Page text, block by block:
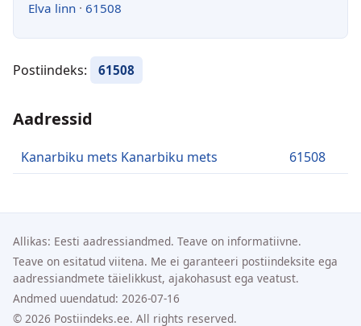
Elva linn · 61508
Postiindeks: 61508
Aadressid
Kanarbiku mets Kanarbiku mets 61508
Allikas: Eesti aadressiandmed. Teave on informatiivne.
Teave on esitatud viitena. Me ei garanteeri postiindeksite ega
aadressiandmete täielikkust, ajakohasust ega veatust.
Andmed uuendatud: 2026-07-16
© 2026 Postiindeks.ee. All rights reserved.